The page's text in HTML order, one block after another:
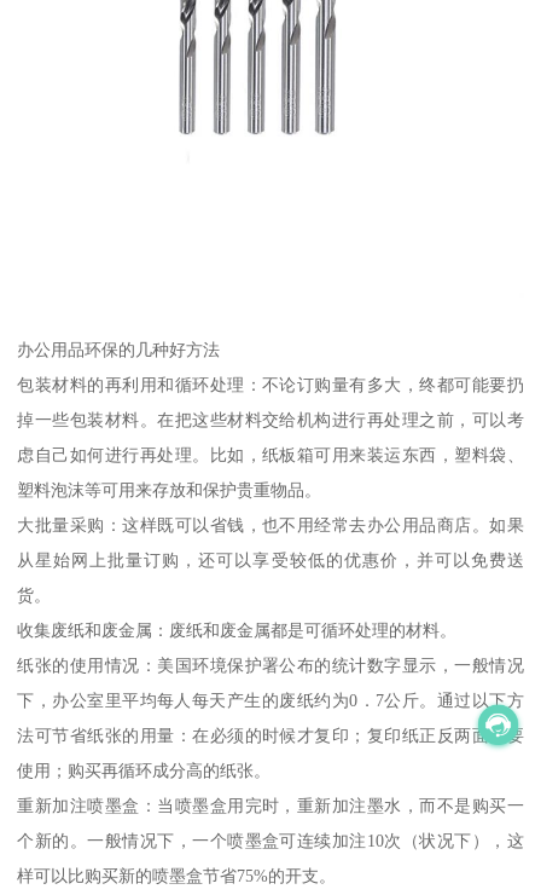
办公用品环保的几种好方法
包装材料的再利用和循环处理：不论订购量有多大，终都可能要扔
掉一些包装材料。在把这些材料交给机构进行再处理之前，可以考
虑自己如何进行再处理。比如，纸板箱可用来装运东西，塑料袋、
塑料泡沫等可用来存放和保护贵重物品。
大批量采购：这样既可以省钱，也不用经常去办公用品商店。如果
从星始网上批量订购，还可以享受较低的优惠价，并可以免费送
货。
收集废纸和废金属：废纸和废金属都是可循环处理的材料。
纸张的使用情况：美国环境保护署公布的统计数字显示，一般情况
下，办公室里平均每人每天产生的废纸约为0．7公斤。通过以下方
法可节省纸张的用量：在必须的时候才复印；复印纸正反两面都要
使用；购买再循环成分高的纸张。
重新加注喷墨盒：当喷墨盒用完时，重新加注墨水，而不是购买一
个新的。一般情况下，一个喷墨盒可连续加注10次（状况下），这
样可以比购买新的喷墨盒节省75%的开支。